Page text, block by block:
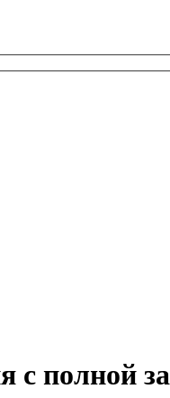
с полной